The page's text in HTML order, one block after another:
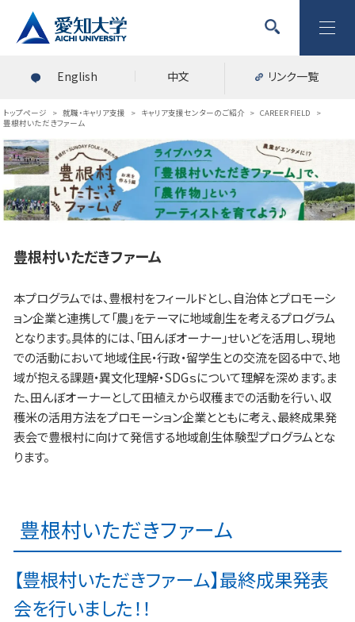
English 中文 リンク一覧
トップページ > 就職・キャリア支援 > キャリア支援センターのご紹介 > CAREER FIELD
>
豊根村いただきファーム
豊根村いただきファーム
本プログラムでは、豊根村をフィールドとし、自治体とプロモーシ
ョン企業と連携して「農」をテーマに地域創生を考えるプログラム
となります。具体的には、「田んぼオーナー」せいどを活用し、現地
での活動において地域住民・行政・留学生との交流を図る中で、地
域が抱える課題・異文化理解・SDGｓについて理解を深めます。ま
た、田んぼオーナーとして田植えから収穫までの活動を行い、収
穫米の活用方法をプロモーション企業とともに考え、最終成果発
表会で豊根村に向けて発信する地域創生体験型プログラムとな
ります。
豊根村いただきファーム
【豊根村いただきファーム】最終成果発表
会を行いました！！